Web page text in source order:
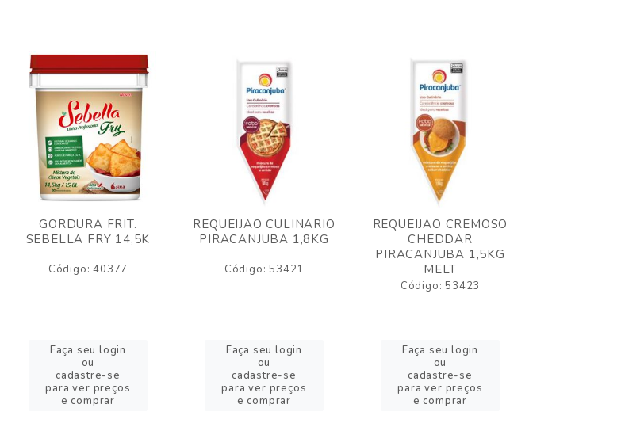
GORDURA FRIT.
SEBELLA FRY 14,5K
Código: 40377
Faça seu login
ou
cadastre-se
para ver preços
e comprar
REQUEIJAO CULINARIO
PIRACANJUBA 1,8KG
Código: 53421
Faça seu login
ou
cadastre-se
para ver preços
e comprar
REQUEIJAO CREMOSO
CHEDDAR
PIRACANJUBA 1,5KG
MELT
Código: 53423
Faça seu login
ou
cadastre-se
para ver preços
e comprar